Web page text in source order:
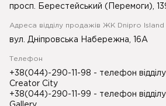
просп. Берестейський (Перемоги),
Адреса відділу продажів ЖК Dnipro Island
вул. Дніпровська Набережна, 16А
Телефон
+38(044)-290-11-98 - телефон
Creator City
+38(044)-290-11-99 - телефон